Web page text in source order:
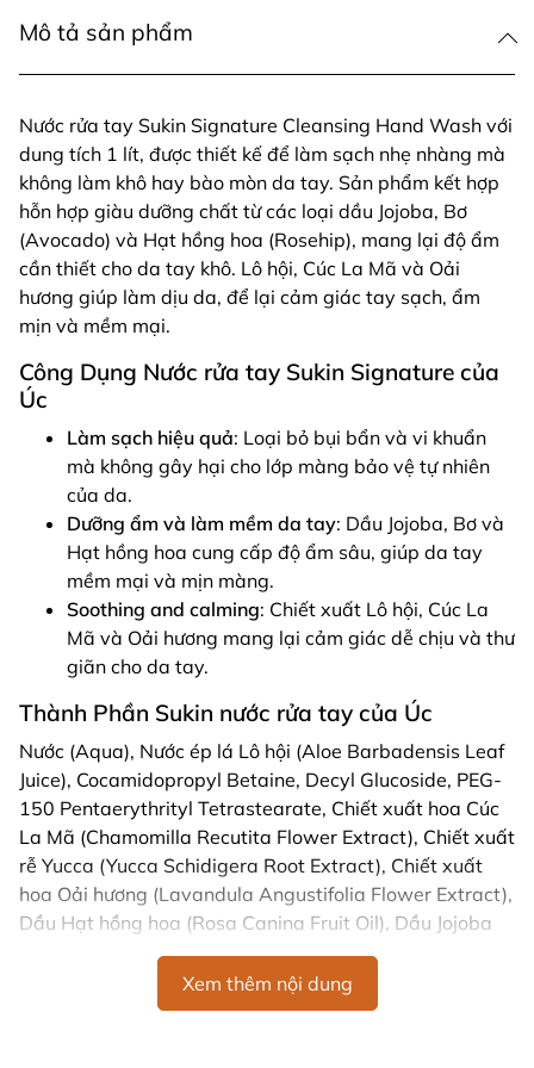
Mô tả sản phẩm
Nước rửa tay Sukin Signature Cleansing Hand Wash với
dung tích 1 lít, được thiết kế để làm sạch nhẹ nhàng mà
không làm khô hay bào mòn da tay. Sản phẩm kết hợp
hỗn hợp giàu dưỡng chất từ các loại dầu Jojoba, Bơ
(Avocado) và Hạt hồng hoa (Rosehip), mang lại độ ẩm
cần thiết cho da tay khô. Lô hội, Cúc La Mã và Oải
hương giúp làm dịu da, để lại cảm giác tay sạch, ẩm
mịn và mềm mại.
Công Dụng Nước rửa tay Sukin Signature của
Úc
Làm sạch hiệu quả: Loại bỏ bụi bẩn và vi khuẩn
mà không gây hại cho lớp màng bảo vệ tự nhiên
của da.
Dưỡng ẩm và làm mềm da tay: Dầu Jojoba, Bơ và
Hạt hồng hoa cung cấp độ ẩm sâu, giúp da tay
mềm mại và mịn màng.
Soothing and calming: Chiết xuất Lô hội, Cúc La
Mã và Oải hương mang lại cảm giác dễ chịu và thư
giãn cho da tay.
Thành Phần Sukin nước rửa tay của Úc
Nước (Aqua), Nước ép lá Lô hội (Aloe Barbadensis Leaf
Juice), Cocamidopropyl Betaine, Decyl Glucoside, PEG-
150 Pentaerythrityl Tetrastearate, Chiết xuất hoa Cúc
La Mã (Chamomilla Recutita Flower Extract), Chiết xuất
rễ Yucca (Yucca Schidigera Root Extract), Chiết xuất
hoa Oải hương (Lavandula Angustifolia Flower Extract),
Dầu Hạt hồng hoa (Rosa Canina Fruit Oil), Dầu Jojoba
(Simmondsia Chinensis Seed Oil), Dầu Bơ (Persea
Gratissima Oil), Vitamin E (Tocopherol), và các tinh dầu
thiên nhiên khác.
Xem thêm nội dung